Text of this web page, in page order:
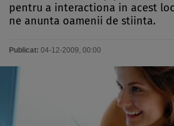
pentru a interactiona in acest
ne anunta oamenii de stiinta.
Publicat: 04-12-2009, 00:00